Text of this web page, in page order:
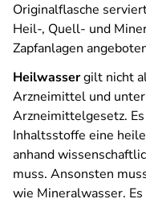
Originalflasche
Heil-, Quell- und
Zapfanlagen
Heilwassergilt nicht
Arzneimittel und
Arzneimittelgesetz.
Inhaltsstoffe eine
anhand
muss. Ansonsten
wie Mineralwasser.